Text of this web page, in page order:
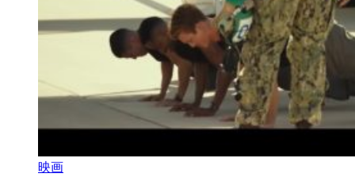
映画